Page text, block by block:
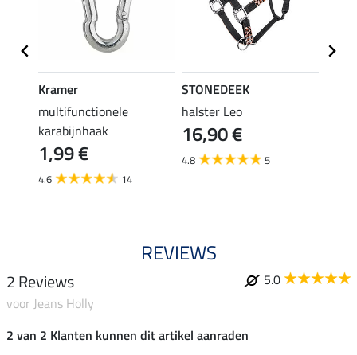
Kramer
multifunctionele
karabijnhaak
1,99 €
4.6 14
STONEDEEK
halster Leo
16,90 €
4.8 5
REVIEWS
2 Reviews
5.0
voor Jeans Holly
2 van 2 Klanten kunnen dit artikel aanraden